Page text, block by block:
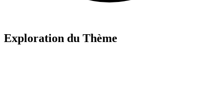
Exploration du Thème